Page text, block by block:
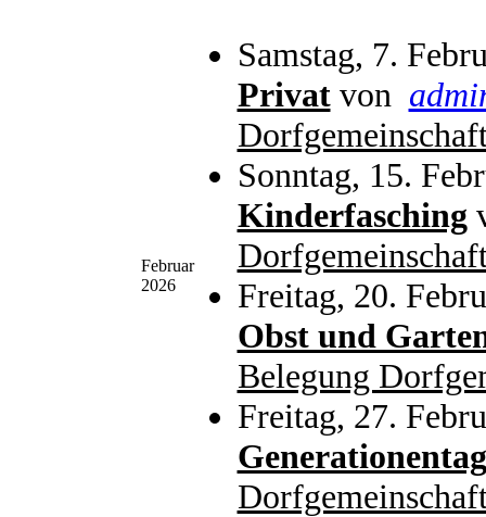
Februar
2026
Samstag, 7.
Privatvon
Sonntag, 15.
Kinderfasching
Freitag, 20.
Obst und
Belegung
Freitag, 27.
Generationentag